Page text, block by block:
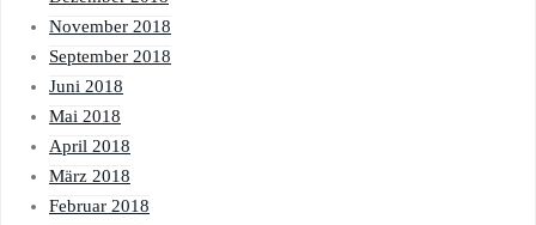
November 2018
September 2018
Juni 2018
Mai 2018
April 2018
März 2018
Februar 2018